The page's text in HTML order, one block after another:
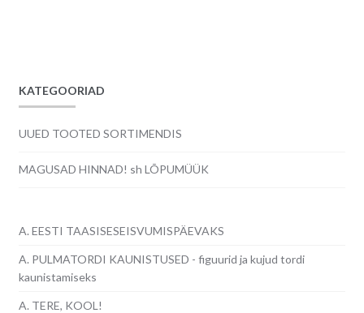
KATEGOORIAD
UUED TOOTED SORTIMENDIS
MAGUSAD HINNAD! sh LÕPUMÜÜK
A. EESTI TAASISESEISVUMISPÄEVAKS
A. PULMATORDI KAUNISTUSED - figuurid ja kujud tordi
kaunistamiseks
A. TERE, KOOL!